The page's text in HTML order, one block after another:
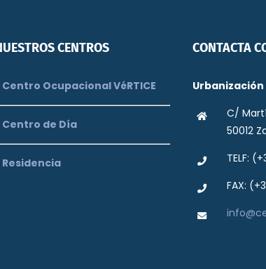
CENTROS
Centro Ocupacional VéRTICE
Centro de Día
Residencia
CONTACTA
C/
50012
TELF:
FAX: